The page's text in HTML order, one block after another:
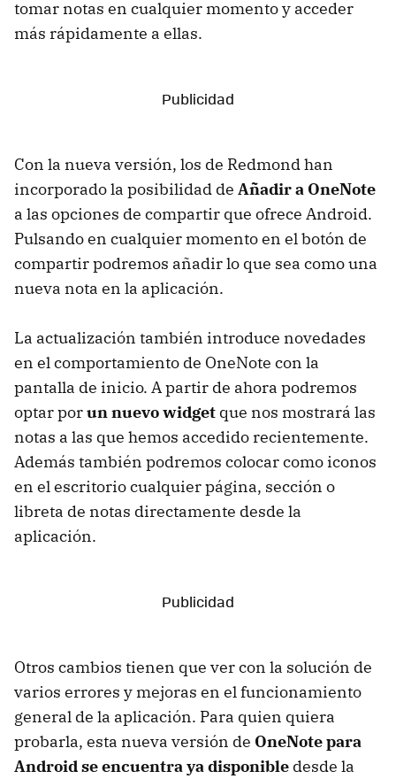
tomar notas en cualquier momento y acceder
más rápidamente a ellas.
Con la nueva versión, los de Redmond han
incorporado la posibilidad de Añadir a OneNote
a las opciones de compartir que ofrece Android.
Pulsando en cualquier momento en el botón de
compartir podremos añadir lo que sea como una
nueva nota en la aplicación.
La actualización también introduce novedades
en el comportamiento de OneNote con la
pantalla de inicio. A partir de ahora podremos
optar porun nuevo widget que nos mostrará las
notas a las que hemos accedido recientemente.
Además también podremos colocar como iconos
en el escritorio cualquier página, sección o
libreta de notas directamente desde la
aplicación.
Otros cambios tienen que ver con la solución de
varios errores y mejoras en el funcionamiento
general de la aplicación. Para quien quiera
probarla, esta nueva versión de OneNote para
Android se encuentra ya disponible desde la